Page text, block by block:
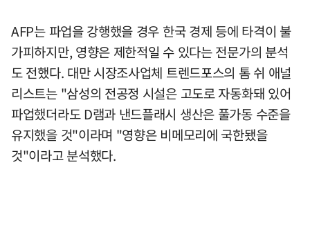
AFP는 파업을 강행했을 경우 한국 경제 등에 타격이 불
가피하지만, 영향은 제한적일 수 있다는 전문가의 분석
도 전했다. 대만 시장조사업체 트렌드포스의 톰 쉬 애널
리스트는 "삼성의 전공정 시설은 고도로 자동화돼 있어
파업했더라도 D램과 낸드플래시 생산은 풀가동 수준을
유지했을 것"이라며 "영향은 비메모리에 국한됐을
것"이라고 분석했다.